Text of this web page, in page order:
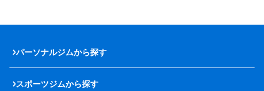
パーソナルジムから探す
スポーツジムから探す